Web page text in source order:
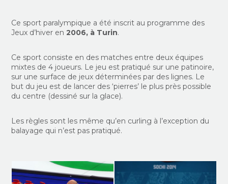
Ce sport paralympique a été inscrit au programme des
Jeux d’hiver en2006, à Turin.
Ce sport consiste en des matches entre deux équipes
mixtes de 4 joueurs. Le jeu est pratiqué sur une patinoire,
sur une surface de jeux déterminées par des lignes. Le
but du jeu est de lancer des ‘pierres’ le plus près possible
du centre (dessiné sur la glace).
Les règles sont les même qu’en curling à l’exception du
balayage qui n’est pas pratiqué.